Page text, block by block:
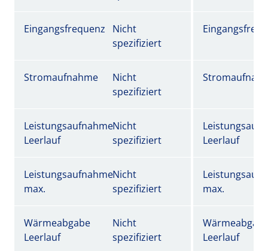
Eingangsfrequenz
Nicht
spezifiziert
Stromaufnahme
Nicht
spezifiziert
Leistungsaufnahme
Leerlauf
Nicht
spezifiziert
Leerlauf
Leistungsaufnahme
max.
Nicht
spezifiziert
max.
Wärmeabgabe
Leerlauf
Nicht
spezifiziert
Leerlauf